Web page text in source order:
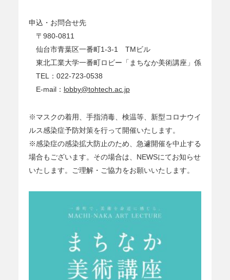
申込・お問合せ先
〒980-0811
仙台市青葉区一番町1-3-1 TMビル
東北工業大学一番町ロビー「まちなか美術講座」係
TEL：022-723-0538
E-mail： lobby@tohtech.ac.jp
※マスクの着用、手指消毒、検温等、新型コロナウイ
ルス感染症予防対策を行って開催いたします。
※感染症の感染拡大防止のため、急遽開催を中止する
場合もございます。その場合は、NEWSにてお知らせ
いたします。ご理解・ご協力をお願いいたします。